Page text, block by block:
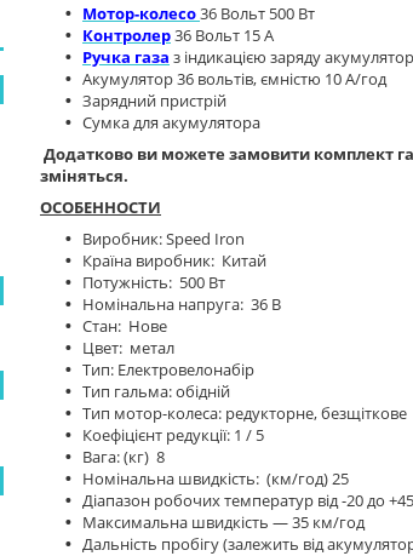
Мотор-колесо36 Вольт 500 Вт
Контролер36 Вольт 15 А
Ручка газа з індикацією заряду
Акумулятор 36 вольтів, ємністю 10 А/год
Зарядний пристрій
Сумка для акумулятора
Додатково ви можете замовити комплект
зміняться.
ОСОБЕННОСТИ
Виробник: Speed Iron
Країна виробник: Китай
Потужність: 500 Вт
Номінальна напруга: 36 В
Стан: Нове
Цвет: метал
Тип: Електровелонабір
Тип гальма: обідній
Тип мотор-колеса: редукторне, безщіткове
Коефіцієнт редукції: 1 / 5
Вага: (кг) 8
Номінальна швидкість: (км/год) 25
Діапазон робочих температур від -20 до +45
Максимальна швидкість — 35 км/год
Дальність пробігу (залежить від